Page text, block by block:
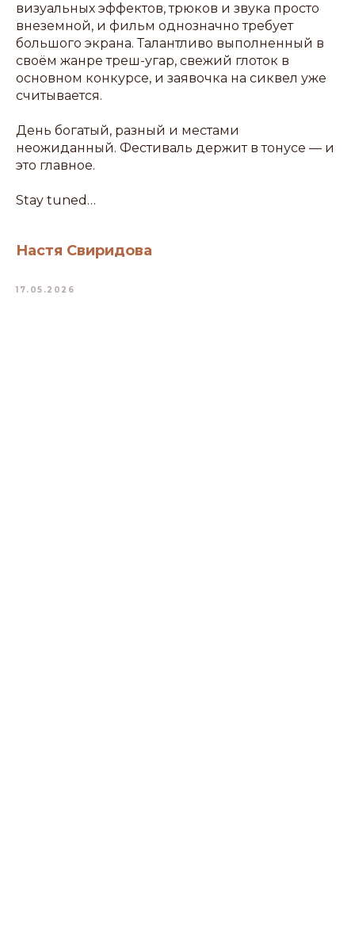
визуальных эффектов, трюков и звука просто
внеземной, и фильм однозначно требует
большого экрана. Талантливо выполненный в
своём жанре треш-угар, свежий глоток в
основном конкурсе, и заявочка на сиквел уже
считывается.
День богатый, разный и местами
неожиданный. Фестиваль держит в тонусе — и
это главное.
Stay tuned…
Настя Свиридова
17.05.2026